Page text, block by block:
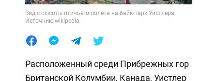
Вид с высоты птичьего полета на байк-парк Уистлера.
Источник: wikipedia
Расположенный среди Прибрежных гор
Британской Колумбии, Канада, Уистлер